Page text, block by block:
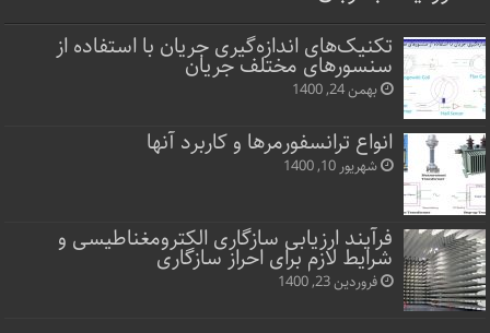
تکنیک‌های اندازه‌گیری جریان با استفاده از
سنسورهای مختلف جریان
بهمن 24, 1400
انواع ترانسفورمرها و کاربرد آنها
شهریور 10, 1400
فرآیند ارزیابی سازگاری الکترومغناطیسی و
شرایط لازم برای احراز سازگاری
فروردین 23, 1400